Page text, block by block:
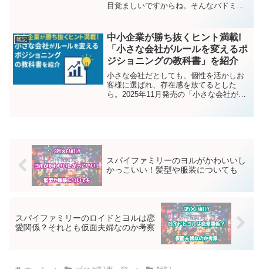
目覚ましいですからね。そんなバドミン
す。チャンネル名は龍羽団
Badminton（りゅうはだん...
雑記
中小企業が勝ち抜くヒント満載!
「小さな会社がルールを変えるポ
ジショニングの教科書」を紹介
小さな会社だとしても、個性を活かしお
客様に選ばれ、存在感を放てるとした
ら。2025年11月発売の「小さな会社がル
スパイファミリーのヨルがかわいいし
かっこいい！髪型や服装についても
スパイファミリーのロイドとヨルは恋
愛関係？それとも仮面夫婦なのか考察